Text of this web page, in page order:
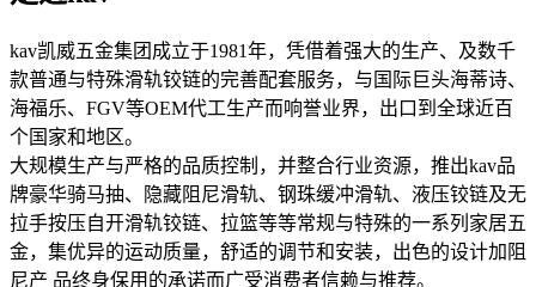
kav凯威五金集团成立于1981年，凭借着强大的生产、及数千
款普通与特殊滑轨铰链的完善配套服务，与国际巨头海蒂诗、
海福乐、FGV等OEM代工生产而响誉业界，出口到全球近百
个国家和地区。
大规模生产与严格的品质控制，并整合行业资源，推出kav品
牌豪华骑马抽、隐藏阻尼滑轨、钢珠缓冲滑轨、液压铰链及无
拉手按压自开滑轨铰链、拉篮等等常规与特殊的一系列家居五
金，集优异的运动质量，舒适的调节和安装，出色的设计加阻
尼产 品终身保用的承诺而广受消费者信赖与推荐。